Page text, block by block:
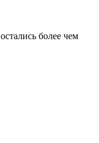
более чем